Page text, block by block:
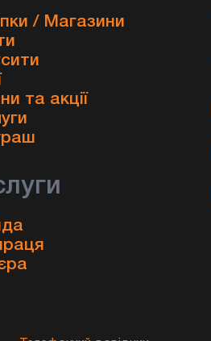
/ Магазини
та акції